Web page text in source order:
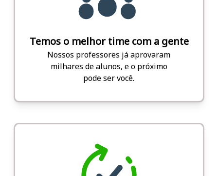
Temos o melhor time com a gente
Nossos professores já aprovaram
milhares de alunos, e o próximo
pode ser você.